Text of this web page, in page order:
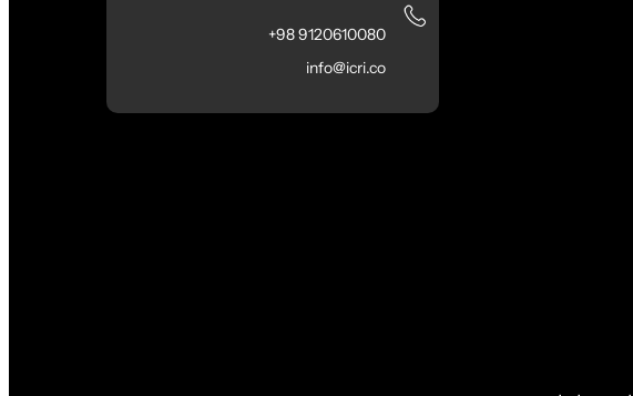
9120610080 98+
info@icri.co